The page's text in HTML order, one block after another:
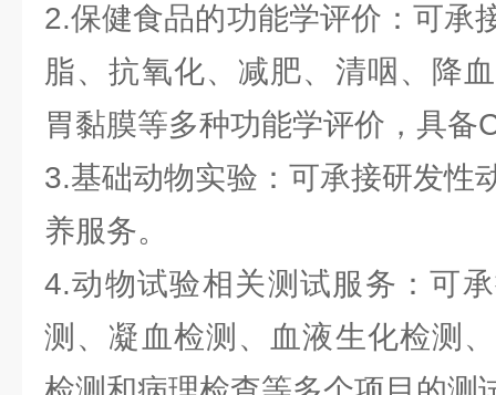
2.保健食品的功能学评价：可承
脂、抗氧化、减肥、清咽、降
胃黏膜等多种功能学评价，具备
3.基础动物实验：可承接研发性
养服务。
4.动物试验相关测试服务：可
测、凝血检测、血液生化检测